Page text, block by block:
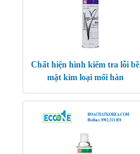
Chất hiện hình kiểm tra lỗi bề
mặt kim loại mối hàn